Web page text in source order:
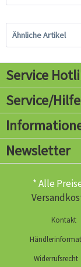
Ähnliche Artikel
Service
Service/Hilfe
Newsletter
* Alle
Kontakt
Widerrufsrecht